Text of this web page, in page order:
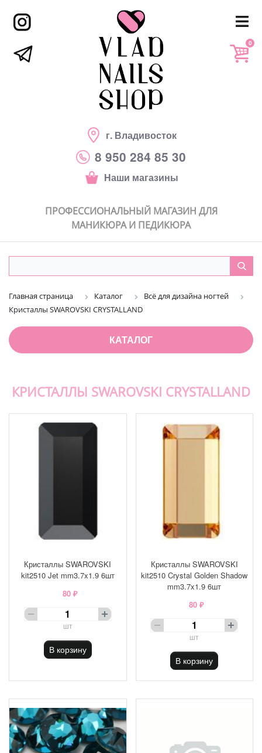
г. Владивосток
8 950 284 85 30
Наши магазины
0
ПРОФЕССИОНАЛЬНЫЙ МАГАЗИН ДЛЯ
МАНИКЮРА И ПЕДИКЮРА
Главная страница Каталог
Всё для дизайна ногтей
Кристаллы SWAROVSKI CRYSTALLAND
КАТАЛОГ
КРИСТАЛЛЫ SWAROVSKI CRYSTALLAND
Кристаллы SWAROVSKI
kit2510 Jet mm3.7x1.9 6шт
80 ₽
шт
В корзину
Кристаллы SWAROVSKI
kit2510 Crystal Golden Shadow
mm3.7x1.9 6шт
80 ₽
шт
В корзину